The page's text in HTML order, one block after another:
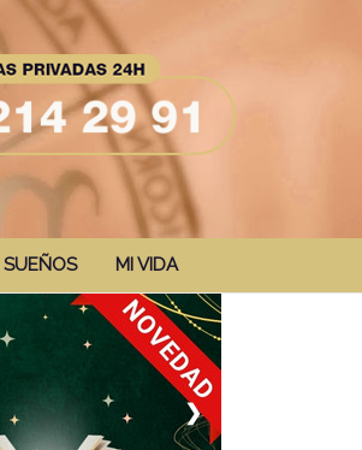
SUEÑOS MI VIDA
❯